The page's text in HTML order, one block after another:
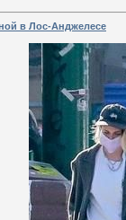
в Лос-Анджелесе